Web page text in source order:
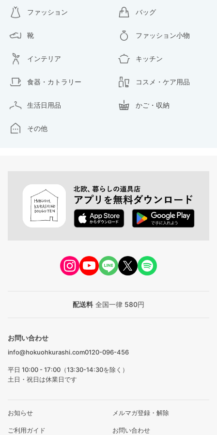
ファッション バッグ
靴 ファッション小物
インテリア キッチン
食器・カトラリー コスメ・ケア用品
生活日用品 かご・収納
その他
配送料 全国一律 580円
お問い合わせ
info@hokuohkurashi.com0120-096-456
平日 10:00 - 17:00（13:30-14:30を除く）
土日・祝日は休業日です
お知らせ メルマガ登録・解除
ご利用ガイド お問い合わせ